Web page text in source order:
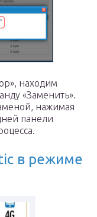
находим
«Заменить».
нажимая
панели
в режиме